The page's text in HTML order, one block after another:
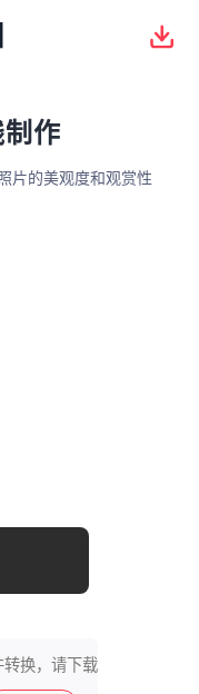
作
片的美观度和观赏性
转换，请下载